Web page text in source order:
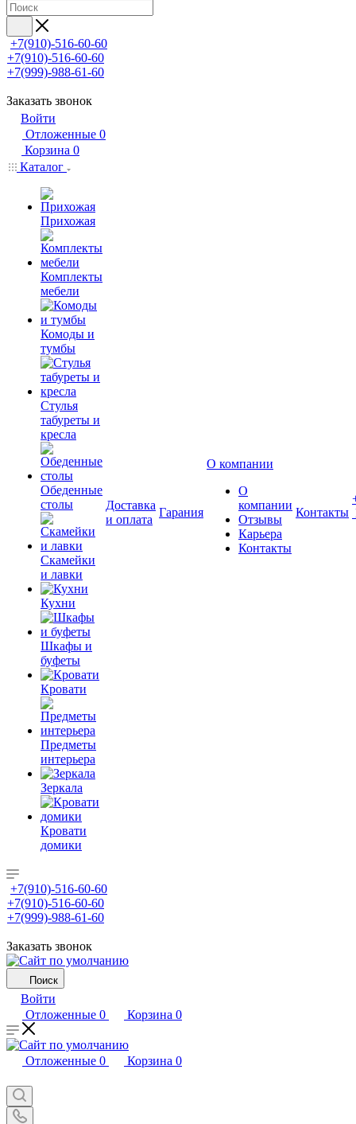
+7(910)-516-60-60
+7(910)-516-60-60
+7(999)-988-61-60
Заказать звонок
Войти
Отложенные 0
Корзина 0
Каталог
Прихожая
Комплекты
мебели
Комоды и
тумбы
Стулья
табуреты и
кресла
Обеденные
столы
Скамейки
и лавки
Кухни
Шкафы и
буфеты
Кровати
Предметы
интерьера
Зеркала
Кровати
домики
Доставка
и оплата
Гарания
О компании
О
компании
Отзывы
Карьера
Контакты
Контакты
+7(910)-516-60-60
+7(910)-516-60-60
+7(999)-988-61-60
Заказать звонок
Поиск
Войти
Отложенные 0 Корзина 0
Отложенные 0 Корзина 0